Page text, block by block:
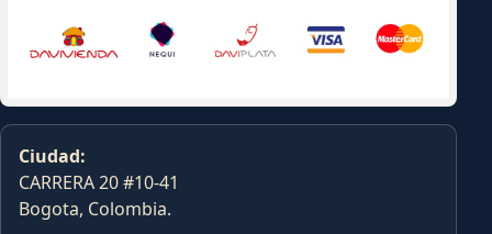
Ciudad:
CARRERA 20 #10-41
Bogota, Colombia.